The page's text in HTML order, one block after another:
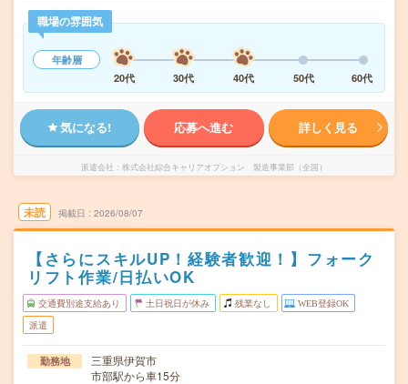
職場の雰囲気
年齢層
20代
30代 40代 50代 60代
気になる! 応募へ進む 詳しく見る
派遣会社 株式会社綜合キャリアオプション 製造事業部（全国）
未読 掲載日 2026/08/07
【さらにスキルUP！経験者歓迎！】フォーク
リフト作業/日払いOK
交通費別途支給あり 土日祝日が休み 残業なし WEB登録OK
派遣
勤務地
三重県伊賀市
市部駅から車15分